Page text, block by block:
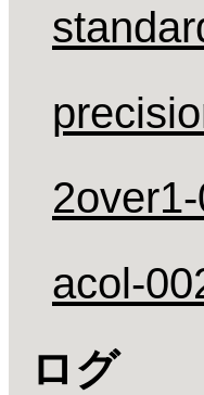
acol-
ログ